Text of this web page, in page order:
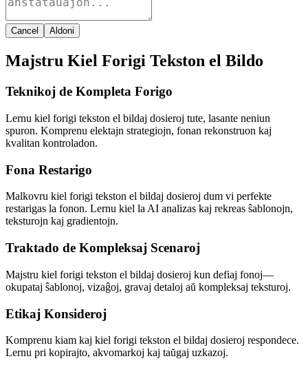
Cancel Aldoni
Majstru Kiel Forigi Tekston el Bildo
Teknikoj de Kompleta Forigo
Lernu kiel forigi tekston el bildaj dosieroj tute, lasante neniun
spuron. Komprenu elektajn strategiojn, fonan rekonstruon kaj
kvalitan kontroladon.
Fona Restarigo
Malkovru kiel forigi tekston el bildaj dosieroj dum vi perfekte
restarigas la fonon. Lernu kiel la AI analizas kaj rekreas ŝablonojn,
teksturojn kaj gradientojn.
Traktado de Kompleksaj Scenaroj
Majstru kiel forigi tekston el bildaj dosieroj kun defiaj fonoj—
okupataj ŝablonoj, vizaĝoj, gravaj detaloj aŭ kompleksaj teksturoj.
Etikaj Konsideroj
Komprenu kiam kaj kiel forigi tekston el bildaj dosieroj respondece.
Lernu pri kopirajto, akvomarkoj kaj taŭgaj uzkazoj.